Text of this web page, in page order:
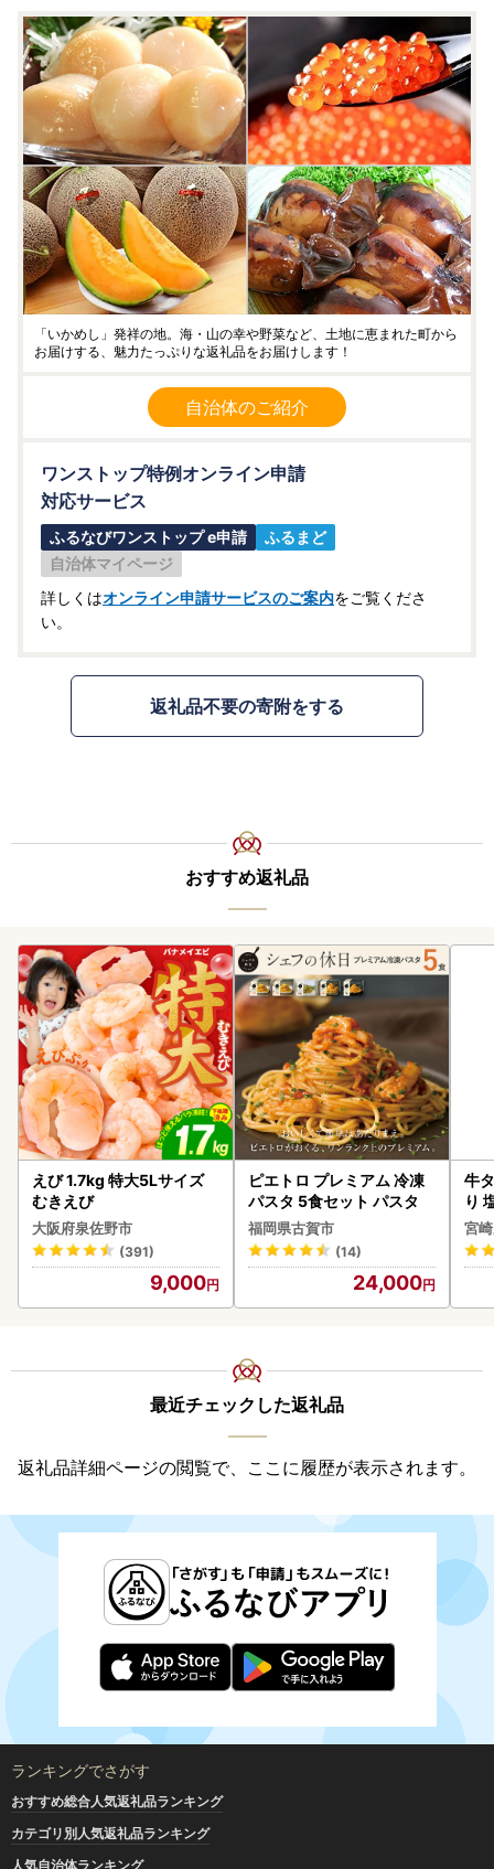
「いかめし」発祥の地。海・山の幸や野菜など、土地に恵まれた町から
お届けする、魅力たっぷりな返礼品をお届けします！
自治体のご紹介
ワンストップ特例オンライン申請
対応サービス
ふるなびワンストップ e申請
ふるまど
自治体マイページ
詳しくはオンライン申請サービスのご案内をご覧くださ
い。
返礼品不要の寄附をする
おすすめ返礼品
えび 1.7kg 特大5Lサイズ
むきえび
大阪府泉佐野市
(391)
9,000
ピエトロ プレミアム 冷凍
パスタ 5食セット パスタ
福岡県古賀市
(14)
24,000
牛
り
宮
最近チェックした返礼品
返礼品詳細ページの閲覧で、ここに履歴が表示されます。
ランキングでさがす
おすすめ総合人気返礼品ランキング
カテゴリ別人気返礼品ランキング
人気自治体ランキング